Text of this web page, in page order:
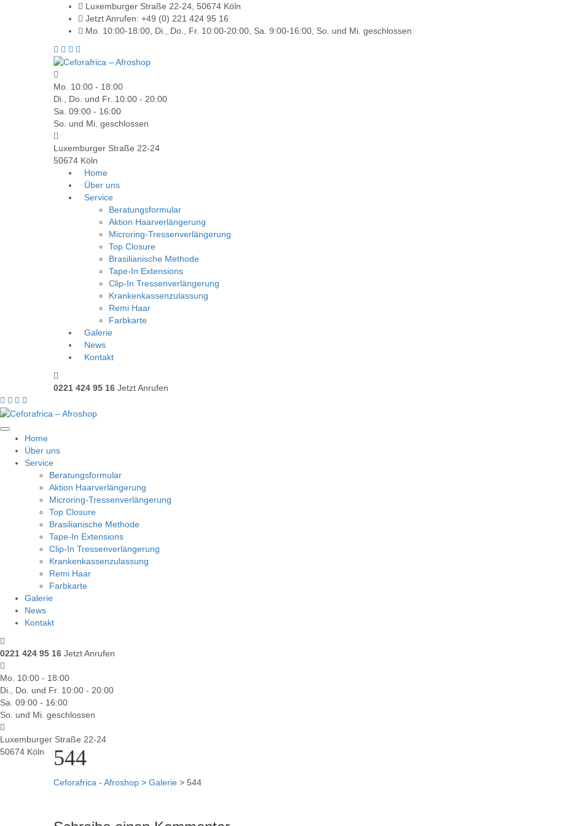
Luxemburger Straße 22-24, 50674 Köln
Jetzt Anrufen: +49 (0) 221 424 95 16
Mo. 10:00-18:00, Di., Do., Fr. 10:00-20:00, Sa. 9:00-16:00, So. und Mi. geschlossen
Mo. 10:00 - 18:00
Di., Do. und Fr. 10:00 - 20:00
Sa. 09:00 - 16:00
So. und Mi. geschlossen
Luxemburger Straße 22-24
50674 Köln
Home
Über uns
Service
Beratungsformular
Aktion Haarverlängerung
Microring-Tressenverlängerung
Top Closure
Brasilianische Methode
Tape-In Extensions
Clip-In Tressenverlängerung
Krankenkassenzulassung
Remi Haar
Farbkarte
Galerie
News
Kontakt
0221 424 95 16 Jetzt Anrufen
Home
Über uns
Service
Beratungsformular
Aktion Haarverlängerung
Microring-Tressenverlängerung
Top Closure
Brasilianische Methode
Tape-In Extensions
Clip-In Tressenverlängerung
Krankenkassenzulassung
Remi Haar
Farbkarte
Galerie
News
Kontakt
0221 424 95 16 Jetzt Anrufen
Mo. 10:00 - 18:00
Di., Do. und Fr. 10:00 - 20:00
Sa. 09:00 - 16:00
So. und Mi. geschlossen
Luxemburger Straße 22-24
50674 Köln
544
Ceforafrica - Afroshop > Galerie > 544